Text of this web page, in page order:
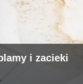
i zacieki